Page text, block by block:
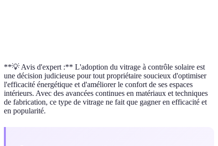
**💡 Avis d'expert :** L'adoption du vitrage à contrôle solaire est
une décision judicieuse pour tout propriétaire soucieux d'optimiser
l'efficacité énergétique et d'améliorer le confort de ses espaces
intérieurs. Avec des avancées continues en matériaux et techniques
de fabrication, ce type de vitrage ne fait que gagner en efficacité et
en popularité.